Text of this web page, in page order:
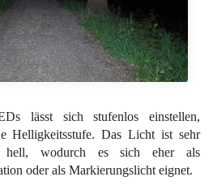
lässt sich stufenlos einstellen,
Helligkeitsstufe. Das Licht ist sehr
wodurch es sich eher als
oder als Markierungslicht eignet.